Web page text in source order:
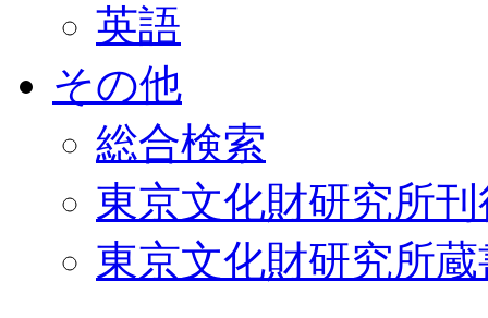
英語
その他
総合検索
東京文化財研究所
東京文化財研究所